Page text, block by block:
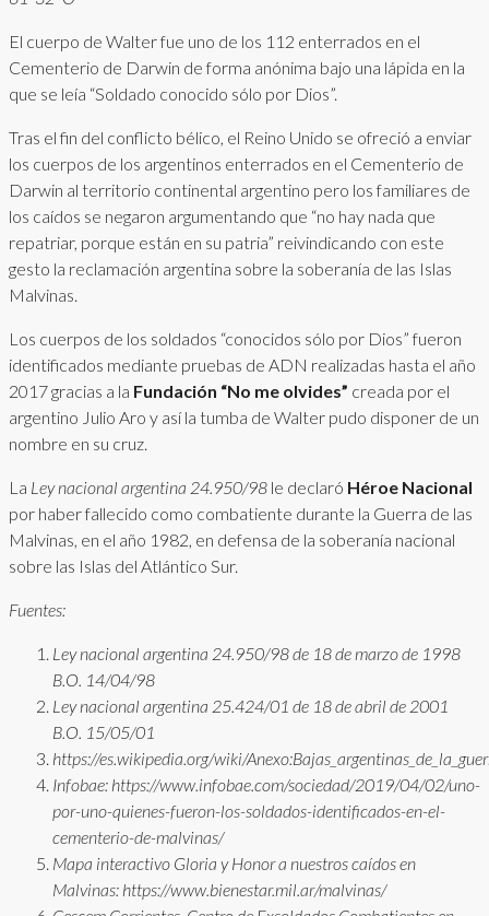
El cuerpo de Walter fue uno de los 112 enterrados en el
Cementerio de Darwin de forma anónima bajo una lápida en la
que se leía “Soldado conocido sólo por Dios”.
Tras el fin del conflicto bélico, el Reino Unido se ofreció a enviar
los cuerpos de los argentinos enterrados en el Cementerio de
Darwin al territorio continental argentino pero los familiares de
los caídos se negaron argumentando que “no hay nada que
repatriar, porque están en su patria” reivindicando con este
gesto la reclamación argentina sobre la soberanía de las Islas
Malvinas.
Los cuerpos de los soldados “conocidos sólo por Dios” fueron
identificados mediante pruebas de ADN realizadas hasta el año
2017 gracias a la Fundación “No me olvides” creada por el
argentino Julio Aro y así la tumba de Walter pudo disponer de un
nombre en su cruz.
La Ley nacional argentina 24.950/98 le declaró Héroe Nacional
por haber fallecido como combatiente durante la Guerra de las
Malvinas, en el año 1982, en defensa de la soberanía nacional
sobre las Islas del Atlántico Sur.
Fuentes:
Ley nacional argentina 24.950/98 de 18 de marzo de 1998
B.O. 14/04/98
Ley nacional argentina 25.424/01 de 18 de abril de 2001
B.O. 15/05/01
https://es.wikipedia.org/wiki/
Infobae: https://www.infobae.com/sociedad/2019/04/02/uno-
por-uno-quienes-fueron-los-soldados-identificados-en-el-
cementerio-de-malvinas/
Mapa interactivo Gloria y Honor a nuestros caídos en
Malvinas: https://www.bienestar.mil.ar/malvinas/